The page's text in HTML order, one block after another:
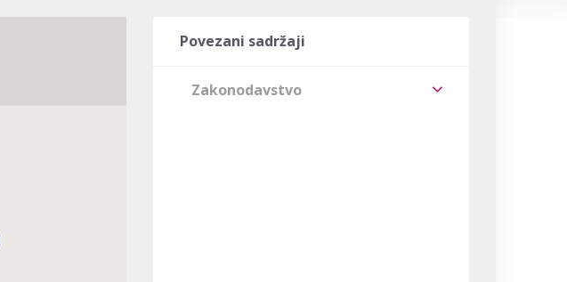
Povezani sadržaji
Zakonodavstvo